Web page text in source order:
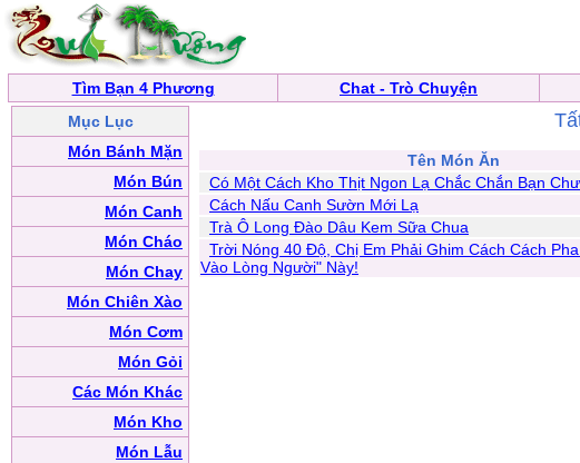
Tìm Bạn 4 Phương Chat - Trò Chuyện
Mục Lục
Món Bánh Mặn
Món Bún
Món Canh
Món Cháo
Món Chay
Món Chiên Xào
Món Cơm
Món Gỏi
Các Món Khác
Món Kho
Món Lẫu
Tên Món Ăn
Có Một Cách Kho Thịt Ngon Lạ Chắc Chắn Bạn
Cách Nấu Canh Sườn Mới Lạ
Trà Ô Long Đào Dâu Kem Sữa Chua
Trời Nóng 40 Độ, Chị Em Phải Ghim Cách Cách
Vào Lòng Người" Này!